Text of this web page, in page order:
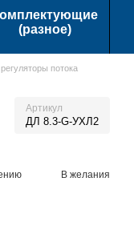
(разное)
потока
Артикул
ДЛ 8.3-G-УХЛ2
В желания